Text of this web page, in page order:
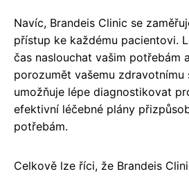
Navíc, Brandeis Clinic se
přístup ke každému pacientovi.
čas naslouchat vašim potřebám
porozumět vašemu zdravotnímu
umožňuje lépe diagnostikovat
efektivní léčebné plány
potřebám.
Celkově lze říci, že Brandeis